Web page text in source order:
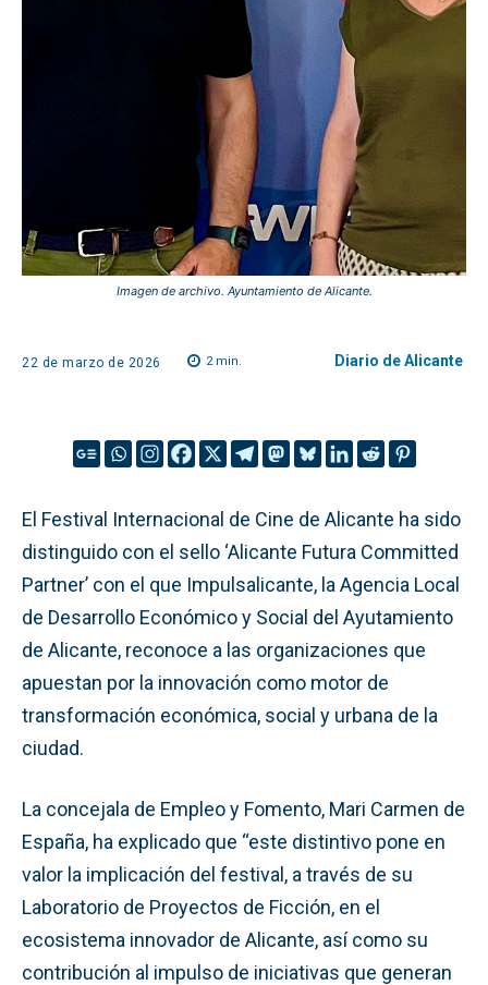
Imagen de archivo. Ayuntamiento de Alicante.
22 de marzo de 2026 2min. Diario de Alicante
El Festival Internacional de Cine de Alicante ha sido
distinguido con el sello ‘Alicante Futura Committed
Partner’ con el que Impulsalicante, la Agencia Local
de Desarrollo Económico y Social del Ayutamiento
de Alicante, reconoce a las organizaciones que
apuestan por la innovación como motor de
transformación económica, social y urbana de la
ciudad.
La concejala de Empleo y Fomento, Mari Carmen de
España, ha explicado que “este distintivo pone en
valor la implicación del festival, a través de su
Laboratorio de Proyectos de Ficción, en el
ecosistema innovador de Alicante, así como su
contribución al impulso de iniciativas que generan